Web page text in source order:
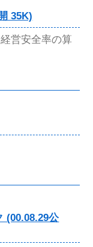
35K)
営安全率の算
(00.08.29公